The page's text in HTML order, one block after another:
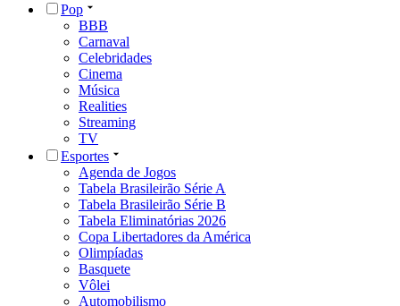
Pop
BBB
Carnaval
Celebridades
Cinema
Música
Realities
Streaming
TV
Esportes
Agenda de Jogos
Tabela Brasileirão Série A
Tabela Brasileirão Série B
Tabela Eliminatórias 2026
Copa Libertadores da América
Olimpíadas
Basquete
Vôlei
Automobilismo